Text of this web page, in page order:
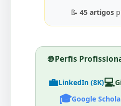
📝 45 artigos
🌐 Perfis
💼LinkedIn (8K)💻
🎓Google